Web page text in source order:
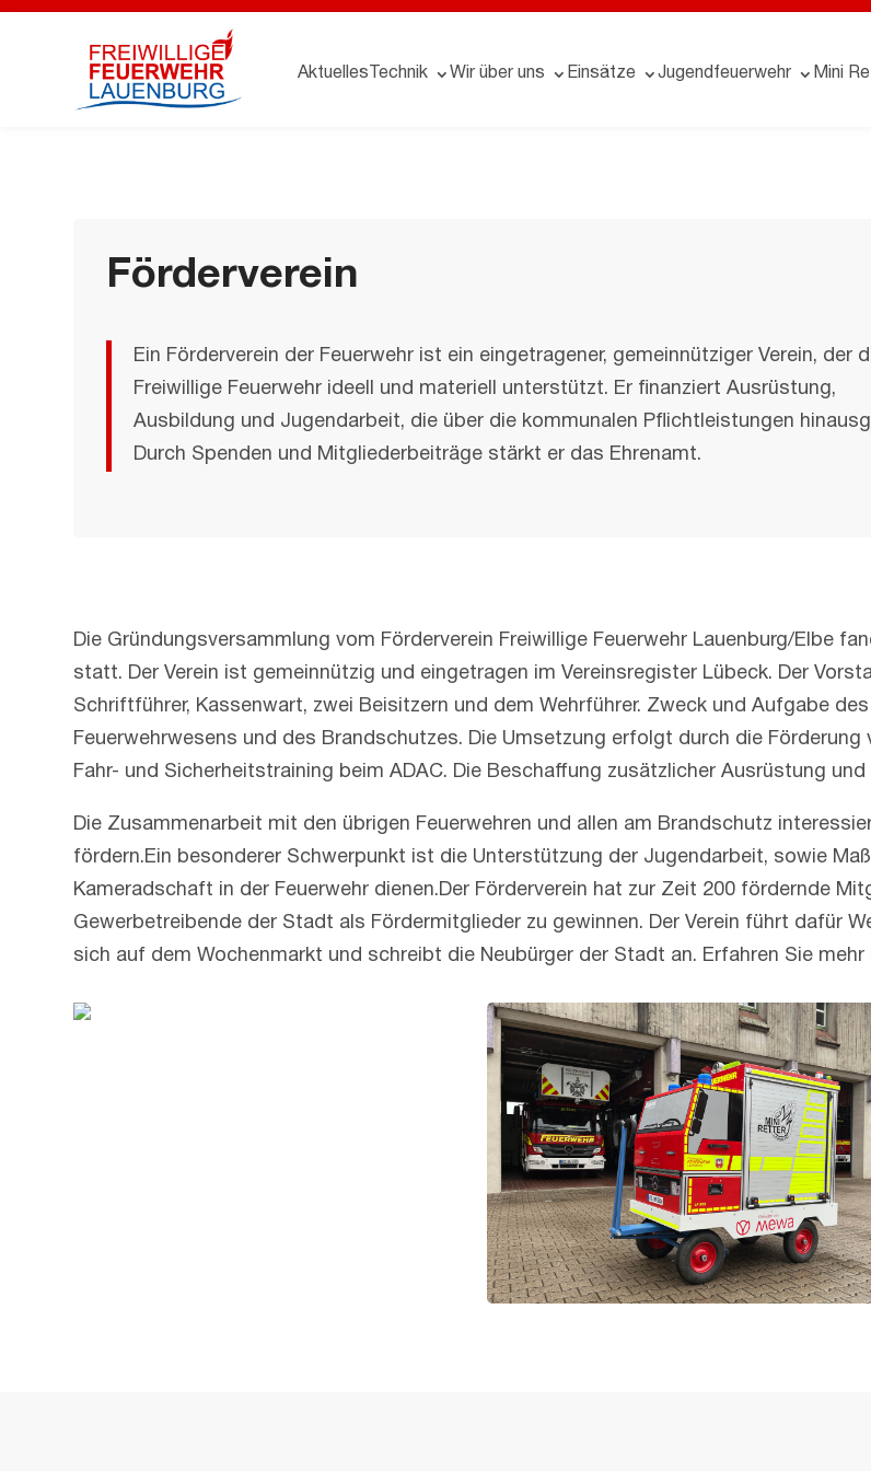
Aktuelles Technik Wir über uns Einsätze Jugendfeuerwehr Mini
Förderverein
Ein Förderverein der Feuerwehr ist ein eingetragener, gemeinnütziger Verein, der
Freiwillige Feuerwehr ideell und materiell unterstützt. Er finanziert Ausrüstung,
Ausbildung und Jugendarbeit, die über die kommunalen Pflichtleistungen
Durch Spenden und Mitgliederbeiträge stärkt er das Ehrenamt.
Die Gründungsversammlung vom Förderverein Freiwillige Feuerwehr Lauenburg/Elbe
statt. Der Verein ist gemeinnützig und eingetragen im Vereinsregister Lübeck. Der
Schriftführer, Kassenwart, zwei Beisitzern und dem Wehrführer. Zweck und Aufgabe
Feuerwehrwesens und des Brandschutzes. Die Umsetzung erfolgt durch die
Fahr- und Sicherheitstraining beim ADAC. Die Beschaffung zusätzlicher Ausrüstung
Die Zusammenarbeit mit den übrigen Feuerwehren und allen am Brandschutz
fördern.Ein besonderer Schwerpunkt ist die Unterstützung der Jugendarbeit, sowie
Kameradschaft in der Feuerwehr dienen.Der Förderverein hat zur Zeit 200 fördernde
Gewerbetreibende der Stadt als Fördermitglieder zu gewinnen. Der Verein führt dafür
sich auf dem Wochenmarkt und schreibt die Neubürger der Stadt an. Erfahren Sie